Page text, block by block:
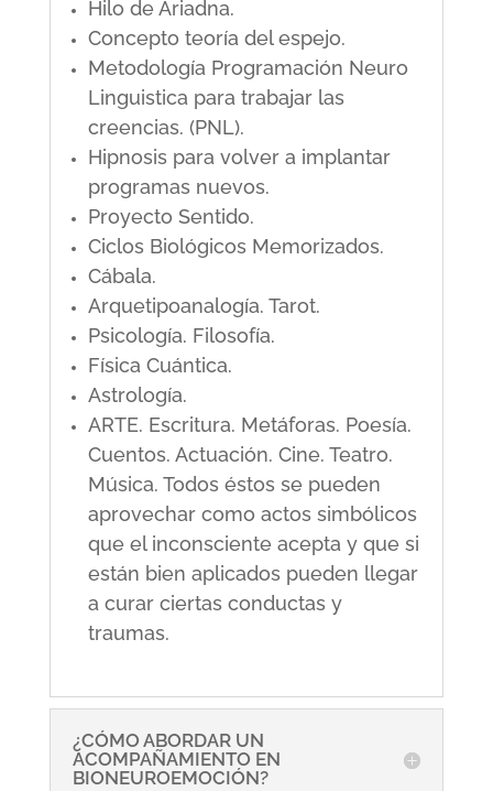
Hilo de Ariadna.
Concepto teoría del espejo.
Metodología Programación Neuro
Linguistica para trabajar las
creencias. (PNL).
Hipnosis para volver a implantar
programas nuevos.
Proyecto Sentido.
Ciclos Biológicos Memorizados.
Cábala.
Arquetipoanalogía. Tarot.
Psicología. Filosofía.
Física Cuántica.
Astrología.
ARTE. Escritura. Metáforas. Poesía.
Cuentos. Actuación. Cine. Teatro.
Música. Todos éstos se pueden
aprovechar como actos simbólicos
que el inconsciente acepta y que si
están bien aplicados pueden llegar
a curar ciertas conductas y
traumas.
¿CÓMO ABORDAR UN
ACOMPAÑAMIENTO EN
BIONEUROEMOCIÓN?